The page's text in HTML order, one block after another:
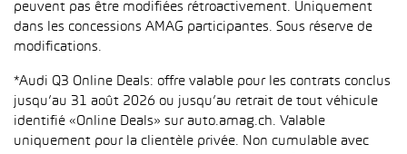
peuvent pas être modifiées rétroactivement. Uniquement
dans les concessions AMAG participantes. Sous réserve de
modifications.
*Audi Q3 Online Deals: offre valable pour les contrats conclus
jusqu’au 31 août 2026 ou jusqu’au retrait de tout véhicule
identifié «Online Deals» sur auto.amag.ch. Valable
uniquement pour la clientèle privée. Non cumulable avec